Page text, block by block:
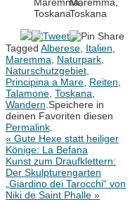
Tagged Alberese Italien
Maremma
Naturpark
Naturschutzgebiet
Principina a Mare Reiten
Talamone Toskana
Wandern Speichere in
deinen Favoriten diesen
Permalink
« Gute Hexe statt heiliger
Könige: La Befana
Kunst zum Draufklettern:
Der Skulpturengarten
„Giardino dei Tarocchi“ von
Niki de Saint Phalle »